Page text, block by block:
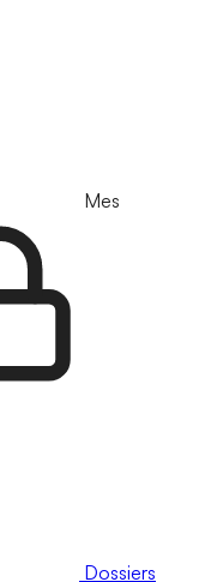
Mes
Dossiers